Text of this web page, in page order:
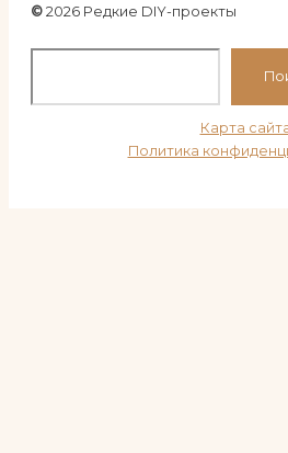
© 2026 Редкие DIY-проекты
Карта
Политика